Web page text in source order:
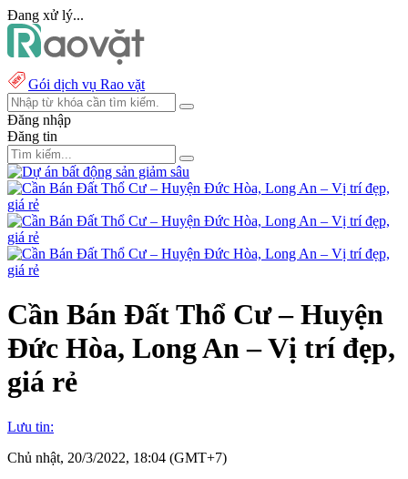
Đang xử lý...
Gói dịch vụ Rao vặt
Đăng nhập
Đăng tin
Cần Bán Đất Thổ Cư – Huyện
Đức Hòa, Long An – Vị trí đẹp,
giá rẻ
Lưu tin:
Chủ nhật, 20/3/2022, 18:04 (GMT+7)